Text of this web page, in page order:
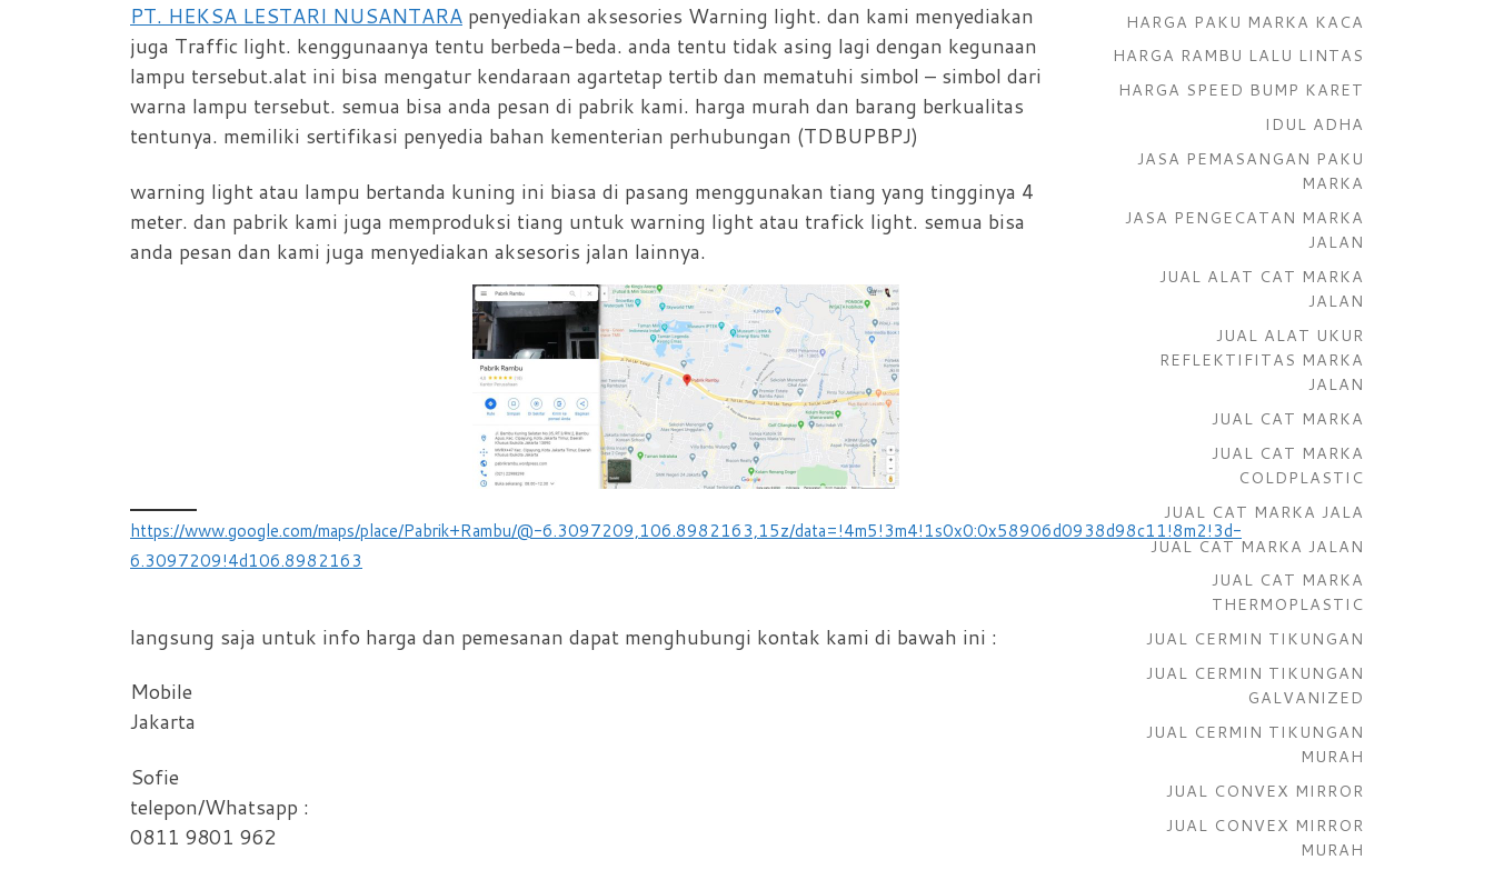
PT. HEKSA LESTARI NUSANTARA penyediakan aksesories Warning light. dan kami menyediakan
juga Traffic light. kenggunaanya tentu berbeda-beda. anda tentu tidak asing lagi dengan kegunaan
lampu tersebut.alat ini bisa mengatur kendaraan agartetap tertib dan mematuhi simbol – simbol dari
warna lampu tersebut. semua bisa anda pesan di pabrik kami. harga murah dan barang berkualitas
tentunya. memiliki sertifikasi penyedia bahan kementerian perhubungan (TDBUPBPJ)
warning light atau lampu bertanda kuning ini biasa di pasang menggunakan tiang yang tingginya 4
meter. dan pabrik kami juga memproduksi tiang untuk warning light atau trafick light. semua bisa
anda pesan dan kami juga menyediakan aksesoris jalan lainnya.
https://www.google.com/maps/place/Pabrik+Rambu/@-6.3097209,106.8982163,15z/data=!4m5!3m4!1s0x0:0x58906d0938d98c11!8m2!3d-
6.3097209!4d106.8982163
langsung saja untuk info harga dan pemesanan dapat menghubungi kontak kami di bawah ini :
Mobile
Jakarta
Sofie
telepon/Whatsapp :
0811 9801 962
HARGA PAKU MARKA KACA
HARGA RAMBU LALU LINTAS
HARGA SPEED BUMP KARET
IDUL ADHA
JASA PEMASANGAN PAKU
MARKA
JASA PENGECATAN MARKA
JALAN
JUAL ALAT CAT MARKA
JALAN
JUAL ALAT UKUR
REFLEKTIFITAS MARKA
JALAN
JUAL CAT MARKA
JUAL CAT MARKA
COLDPLASTIC
JUAL CAT MARKA JALA
JUAL CAT MARKA JALAN
JUAL CAT MARKA
THERMOPLASTIC
JUAL CERMIN TIKUNGAN
JUAL CERMIN TIKUNGAN
GALVANIZED
JUAL CERMIN TIKUNGAN
MURAH
JUAL CONVEX MIRROR
JUAL CONVEX MIRROR
MURAH